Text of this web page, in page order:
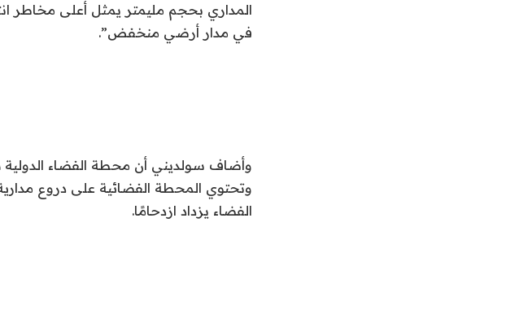
المداري بحجم مليمتر يمثل أعلى مخاطر
في مدار أرضي منخفض”.
وأضاف سولديني أن محطة الفضاء الدولية
الفضاء يزداد ازدحامًا.